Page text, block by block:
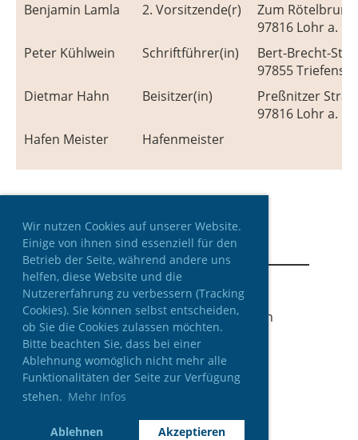
Wir nutzen Cookies auf unserer Website.
Einige von ihnen sind essenziell für den
Betrieb der Seite, während andere uns
helfen, diese Website und die
Nutzererfahrung zu verbessern (Tracking
Cookies). Sie können selbst entscheiden,
ob Sie die Cookies zulassen möchten.
Bitte beachten Sie, dass bei einer
Ablehnung womöglich nicht mehr alle
Funktionalitäten der Seite zur Verfügung
stehen. Mehr Infos
Ablehnen Akzeptieren
Benjamin Lamla
2. Vorsitzende(r)
Zum
97816 Lohr a.
Peter Kühlwein
Schriftführer(in)
Bert-Brecht-Str.
97855
Dietmar Hahn
Beisitzer(in)
Preßnitzer
97816 Lohr a.
Hafen Meister
Hafenmeister
© Sport-Boot-Club Lohr a. Main
Erstellt mit ClubDesk Vereinssoftware
Impressum